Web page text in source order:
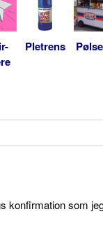
Pletrens
konfirmation som